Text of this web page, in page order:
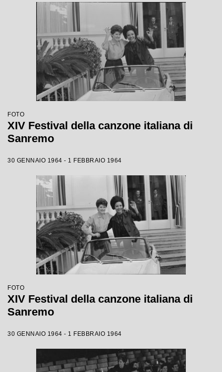
FOTO
XIV Festival della canzone italiana di
Sanremo
30 GENNAIO 1964 - 1 FEBBRAIO 1964
FOTO
XIV Festival della canzone italiana di
Sanremo
30 GENNAIO 1964 - 1 FEBBRAIO 1964